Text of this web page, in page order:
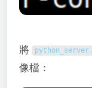
將 python_server.
像檔：